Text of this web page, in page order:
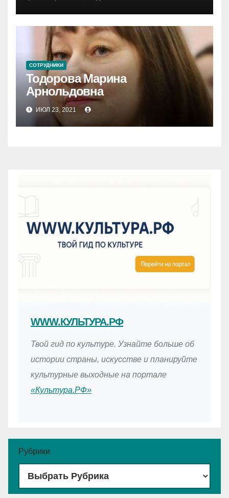
WWW.КУЛЬТУРА.РФ
Твой гид по культуре. Узнайте больше об
истории страны, искусстве и планируйте
культурные выходные на портале
«Культура.РФ»
Рубрики
СОТРУДНИКИ
Тодорова Марина
Арнольдовна
ИЮЛ 23, 2021